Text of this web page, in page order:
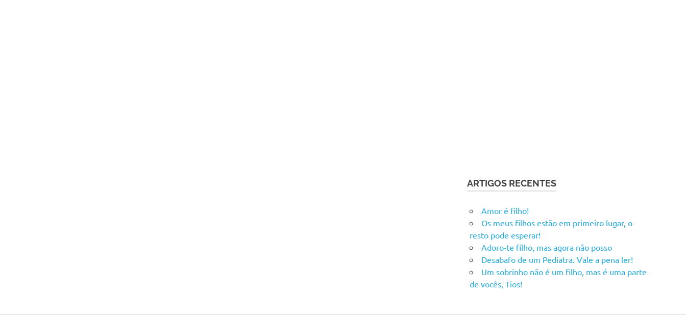
ARTIGOS RECENTES
Amor é filho!
Os meus filhos estão em primeiro lugar, o
resto pode esperar!
Adoro-te filho, mas agora não posso
Desabafo de um Pediatra. Vale a pena ler!
Um sobrinho não é um filho, mas é uma parte
de vocês, Tios!